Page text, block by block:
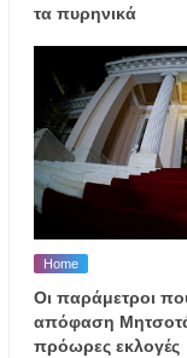
τα πυρηνικά
Home
Οι παράμετροι
απόφαση
πρόωρες εκλογές